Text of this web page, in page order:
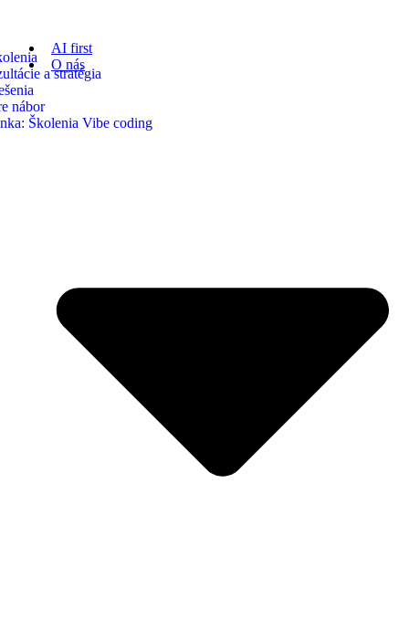
a stratégia
nábor
Školenia Vibe coding
AI first
O nás